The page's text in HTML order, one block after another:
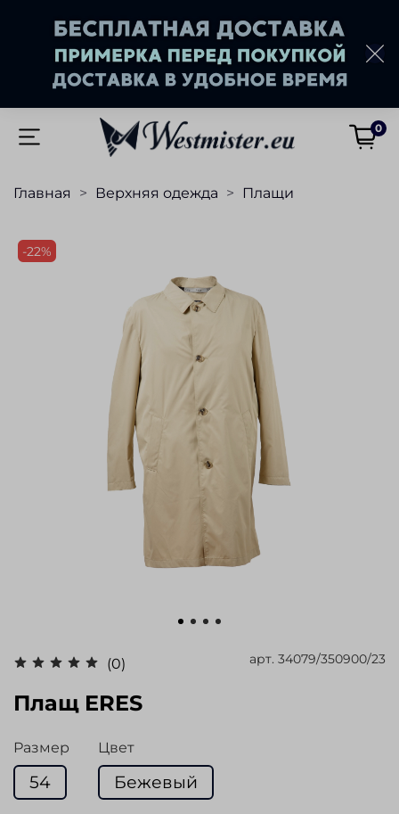
0
Главная Верхняя одежда Плащи
-22%
(0) арт. 34079/350900/23
Плащ ERES
Размер
54
Цвет
Бежевый